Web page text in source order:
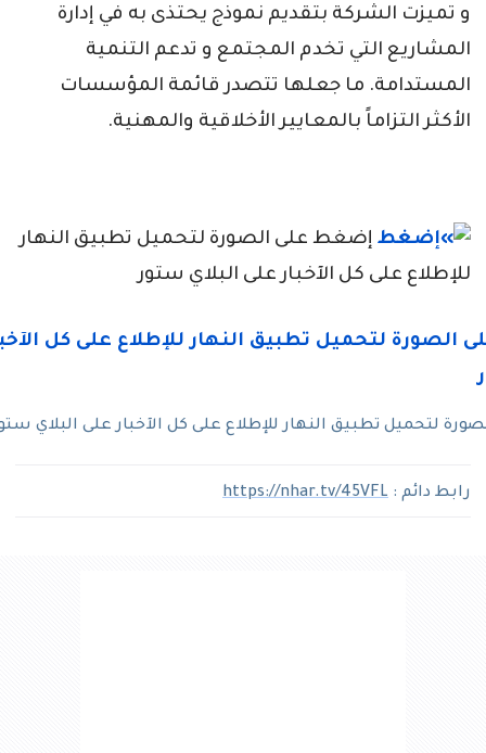
و تميزت الشركة بتقديم نموذج يحتذى به في إدارة
المشاريع التي تخدم المجتمع و تدعم التنمية
المستدامة. ما جعلها تتصدر قائمة المؤسسات
الأكثر التزاماً بالمعايير الأخلاقية والمهنية.
إضغط على الصورة لتحميل تطبيق النهار
للإطلاع على كل الآخبار على البلاي ستور
لتحميل تطبيق النهار للإطلاع على كل الآخبار على البلاي
رابط دائم : https://nhar.tv/45VFL